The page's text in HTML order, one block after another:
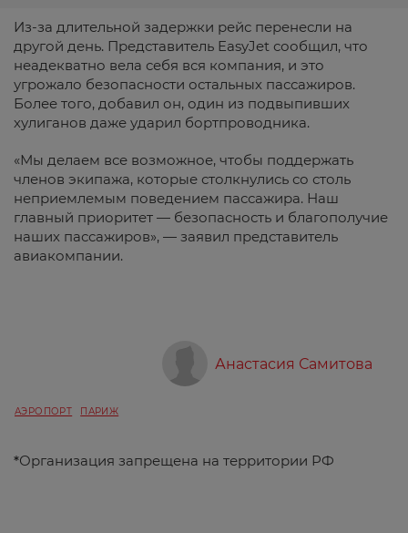
Из-за длительной задержки рейс перенесли на
другой день. Представитель EasyJet сообщил, что
неадекватно вела себя вся компания, и это
угрожало безопасности остальных пассажиров.
Более того, добавил он, один из подвыпивших
хулиганов даже ударил бортпроводника.
«Мы делаем все возможное, чтобы поддержать
членов экипажа, которые столкнулись со столь
неприемлемым поведением пассажира. Наш
главный приоритет — безопасность и благополучие
наших пассажиров», — заявил представитель
авиакомпании.
Анастасия Самитова
АЭРОПОРТ ПАРИЖ
*Организация запрещена на территории РФ